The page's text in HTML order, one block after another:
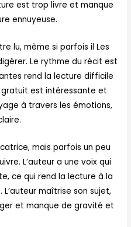
est trop livre et manque
ennuyeuse.
lu, même si parfois il Les
Le rythme du récit est
rend la lecture difficile
est intéressante et
à travers les émotions,
mais parfois un peu
L’auteur a une voix qui
ce qui rend la lecture à la
maîtrise son sujet,
et manque de gravité et